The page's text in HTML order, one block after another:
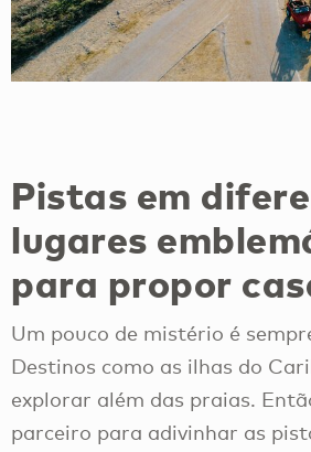
Pistas em
lugares
para propor
Um pouco de mistério é
Destinos como as ilhas do
explorar além das praias.
parceiro para adivinhar as